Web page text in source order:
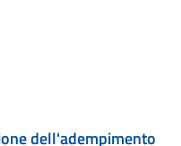
dell'adempimento